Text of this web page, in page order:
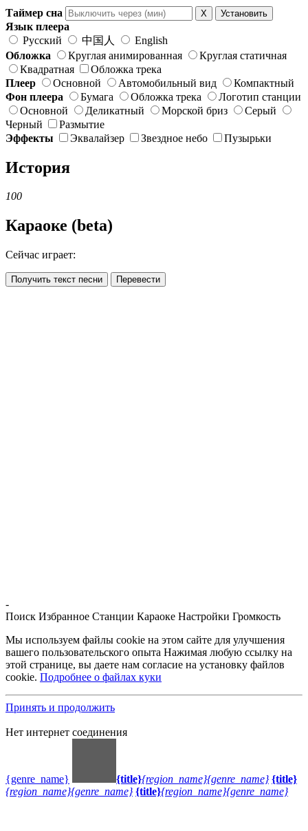
Таймер сна X Установить
Язык плеера
Русский
中国人
English
Обложка
Круглая анимированная
Круглая статичная
Квадратная
Обложка трека
Плеер
Основной Автомобильный вид
Компактный
Фон плеера
Бумага Обложка трека
Логотип станции
Основной
Деликатный Морской бриз
Серый
Черный
Размытие
Эффекты
Эквалайзер Звездное небо Пузырьки
История
100
Караоке (beta)
Сейчас играет:
Получить текст песни Перевести
-
Поиск Избранное Станции Караоке Настройки Громкость
Мы используем файлы cookie на этом сайте для улучшения
вашего пользовательского опыта Нажимая любую ссылку на
этой странице, вы даете нам согласие на установку файлов
cookie. Подробнее о файлах куки
Принять и продолжить
Нет интернет соединения
{genre_name} {title}{region_name}{genre_name} {title}
{region_name}{genre_name} {title}{region_name}{genre_name}